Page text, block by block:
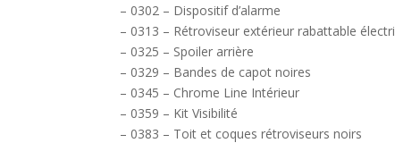
– 0302 – Dispositif d’alarme
– 0313 – Rétroviseur extérieur rabattable
– 0325 – Spoiler arrière
– 0329 – Bandes de capot noires
– 0345 – Chrome Line Intérieur
– 0359 – Kit Visibilité
– 0383 – Toit et coques rétroviseurs noirs